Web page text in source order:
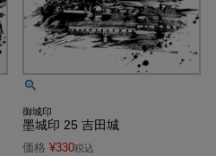
御城印
墨城印 25 吉田城
価格 ¥330税込